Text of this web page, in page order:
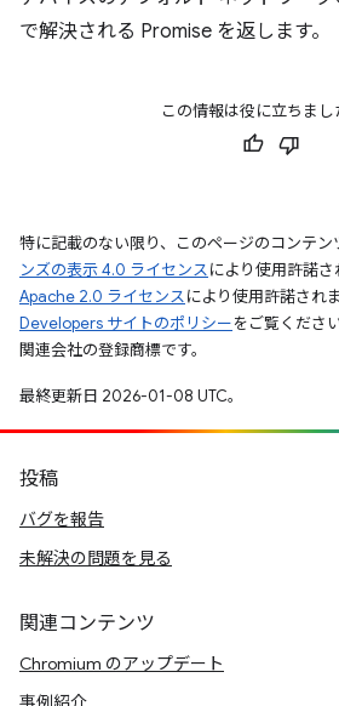
で解決される Promise を返します。
この情報は役に立ちまし
特に記載のない限り、このページのコンテン
ンズの表示 4.0 ライセンスにより使用許諾
Apache 2.0 ライセンスにより使用許諾され
Developers サイトのポリシーをご覧くださ
関連会社の登録商標です。
最終更新日 2026-01-08 UTC。
投稿
バグを報告
未解決の問題を見る
関連コンテンツ
Chromium のアップデート